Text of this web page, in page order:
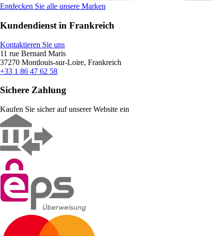
Entdecken Sie alle unsere Marken
Kundendienst in Frankreich
Kontaktieren Sie uns
11 rue Bernard Maris
37270 Montlouis-sur-Loire, Frankreich
+33 1 86 47 62 58
Sichere Zahlung
Kaufen Sie sicher auf unserer Website ein